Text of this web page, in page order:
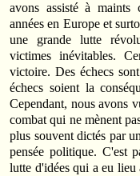
avons assisté à maints
années en Europe et
une grande lutte
victimes inévitables.
victoire. Des échecs
échecs soient la
Cependant, nous avons
combat qui ne mènent
plus souvent dictés par
pensée politique. C'est
lutte d'idées qui a eu